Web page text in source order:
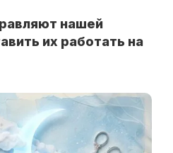
нашей
их работать на